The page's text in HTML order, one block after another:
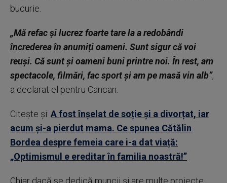
bucurie.
„Mă refac și lucrez foarte tare la a redobândi
încrederea în anumiți oameni. Sunt sigur că voi
reuși. Că sunt și oameni buni printre noi. În rest, am
spectacole, filmări, fac sport și am pe masă vin alb”,
a declarat el pentru Cancan.
Citește și: A fost înșelat de soție și a divorțat, iar
acum și-a pierdut mama. Ce spunea Cătălin
Bordea despre femeia care i-a dat viață:
„Optimismul e ereditar în familia noastră!”
Chiar dacă se dedică muncii și are multe proiecte,